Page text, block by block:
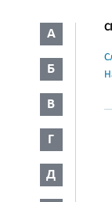
А
Б
В
Г
Д